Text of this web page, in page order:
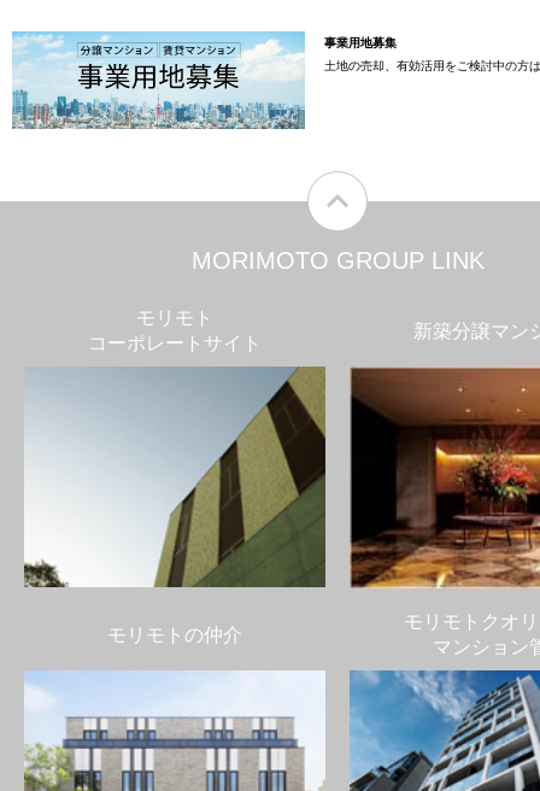
事業用地募集
土地の売却、有効活用をご検討中の方
MORIMOTO GROUP LINK
モリモト
コーポレートサイト
新築分譲マン
モリモトの仲介
モリモトクオ
マンション